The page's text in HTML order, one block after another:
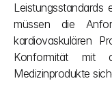
Leistungsstandards
müssen die
kardiovaskulären
Konformität mit
Medizinprodukte